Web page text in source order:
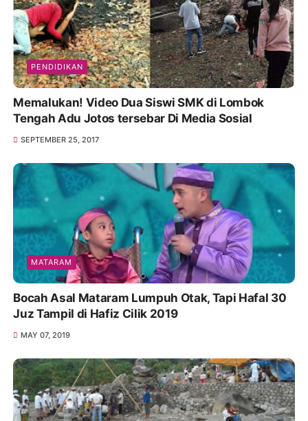
PENDIDIKAN
Memalukan! Video Dua Siswi SMK di Lombok
Tengah Adu Jotos tersebar Di Media Sosial
SEPTEMBER 25, 2017
MATARAM
Bocah Asal Mataram Lumpuh Otak, Tapi Hafal 30
Juz Tampil di Hafiz Cilik 2019
MAY 07, 2019